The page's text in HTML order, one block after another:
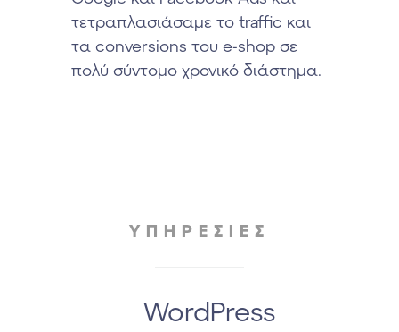
τετραπλασιάσαμε το traffic και
τα conversions του e-shop σε
πολύ σύντομο χρονικό διάστημα.
ΥΠΗΡΕΣΙΕΣ
WordPress